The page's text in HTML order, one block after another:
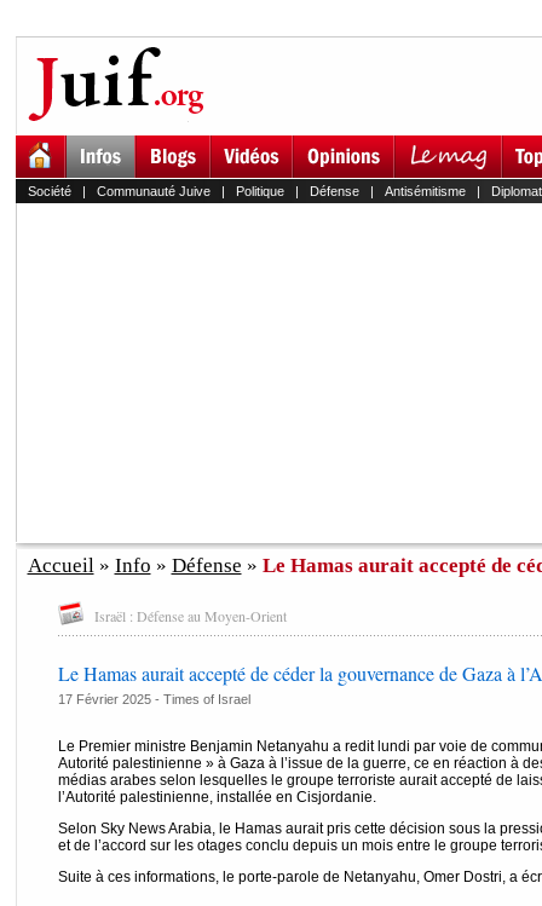
Société| Communauté Juive| Politique| Défense| Antisémitisme|
Accueil» Info » Défense » Le Hamas aurait accepté de
Israël : Défense au Moyen-Orient
Le Hamas aurait accepté de céder la gouvernance de Gaza à
17 Février 2025 - Times of Israel
Le Premier ministre Benjamin Netanyahu a redit lundi par voie de
Autorité palestinienne » à Gaza à l’issue de la guerre, ce en réaction à
médias arabes selon lesquelles le groupe terroriste aurait accepté de
l’Autorité palestinienne, installée en Cisjordanie.
Selon Sky News Arabia, le Hamas aurait pris cette décision sous la
et de l’accord sur les otages conclu depuis un mois entre le groupe
Suite à ces informations, le porte-parole de Netanyahu, Omer Dostri, a